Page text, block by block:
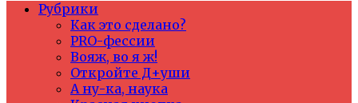
Рубрики
Как это сделано?
PRO-фессии
Вояж, во я ж!
Откройте Д+уши
А ну-ка, наука